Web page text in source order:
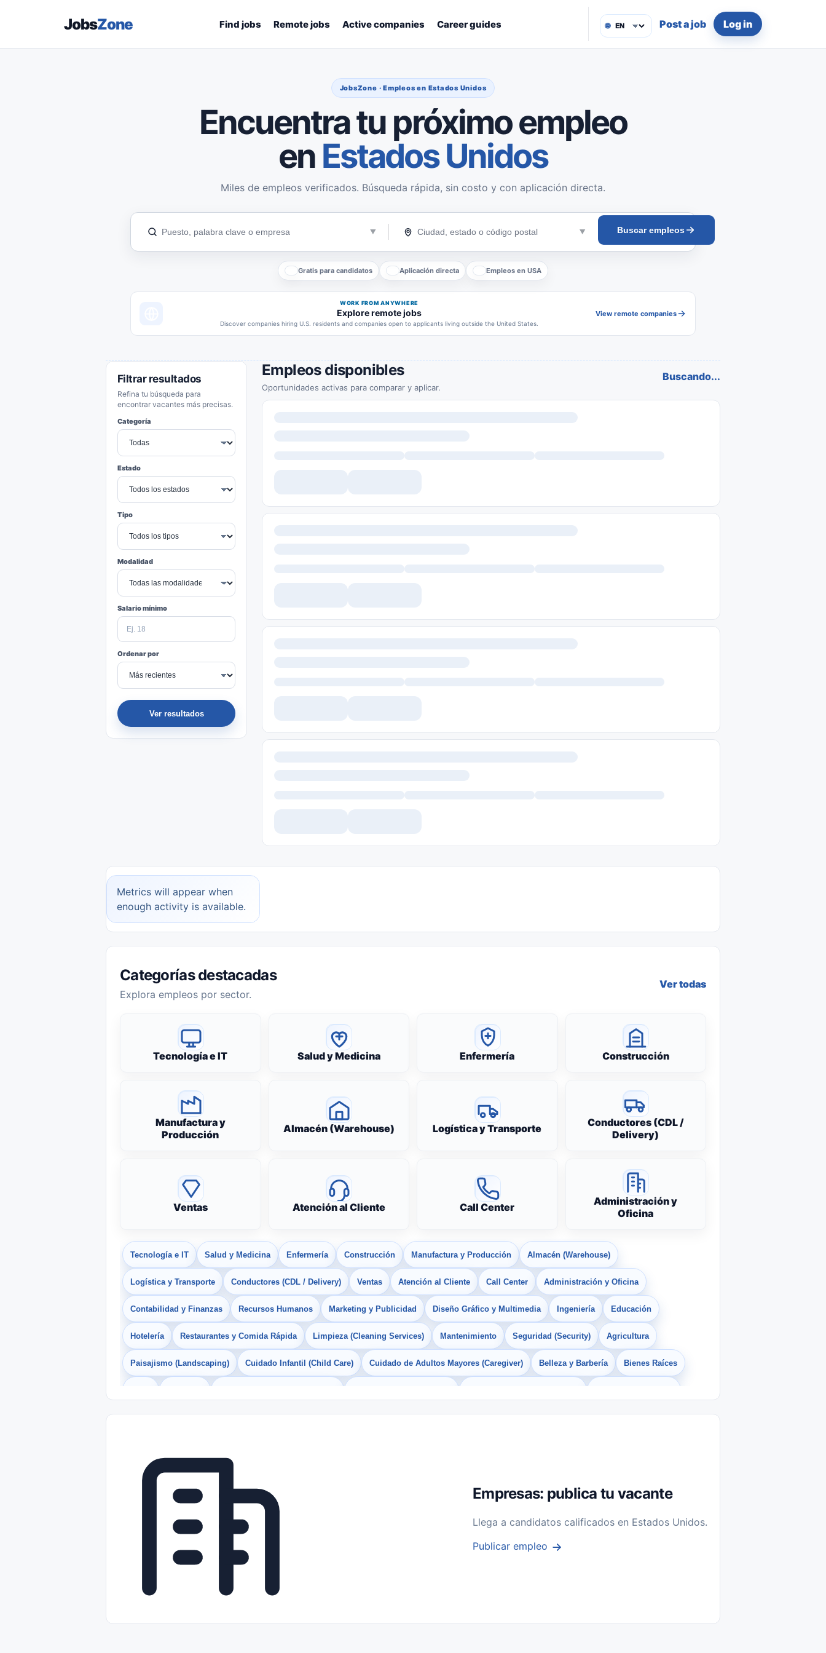
JobsZone Find jobs Remote jobs Active companies Career guides 🌐 Post a job Log in
JobsZone · Empleos en Estados Unidos
Encuentra tu próximo empleo
en Estados Unidos
Miles de empleos verificados. Búsqueda rápida, sin costo y con aplicación directa.
Buscar empleos
Gratis para candidatos Aplicación directa Empleos en USA
WORK FROM ANYWHERE
Explore remote jobs
Discover companies hiring U.S. residents and companies open to applicants living outside the United States.
View remote companies
Filtrar resultados
Refina tu búsqueda para
encontrar vacantes más precisas.
Categoría
Estado
Tipo
Modalidad
Salario mínimo
Ordenar por
Ver resultados
Empleos disponibles
Oportunidades activas para comparar y aplicar.
Buscando...
Metrics will appear when
enough activity is available.
Categorías destacadas
Explora empleos por sector.
Ver todas
Tecnología e IT Salud y Medicina Enfermería Construcción
Manufactura y
Producción
Almacén (Warehouse) Logística y Transporte
Conductores (CDL /
Delivery)
Ventas Atención al Cliente Call Center
Administración y
Oficina
Tecnología e IT Salud y Medicina Enfermería Construcción Manufactura y Producción Almacén (Warehouse)
Logística y Transporte Conductores (CDL / Delivery) Ventas Atención al Cliente Call Center Administración y Oficina
Contabilidad y Finanzas Recursos Humanos Marketing y Publicidad Diseño Gráfico y Multimedia Ingeniería Educación
Hotelería Restaurantes y Comida Rápida Limpieza (Cleaning Services) Mantenimiento Seguridad (Security) Agricultura
Paisajismo (Landscaping) Cuidado Infantil (Child Care) Cuidado de Adultos Mayores (Caregiver) Belleza y Barbería Bienes Raíces
Freelance Prácticas (Internships) Empleos para Estudiantes Empleos Bilingües (English/Spanish) Sin Experiencia
Telecomunicaciones
Empresas: publica tu vacante
Llega a candidatos calificados en Estados Unidos.
Publicar empleo